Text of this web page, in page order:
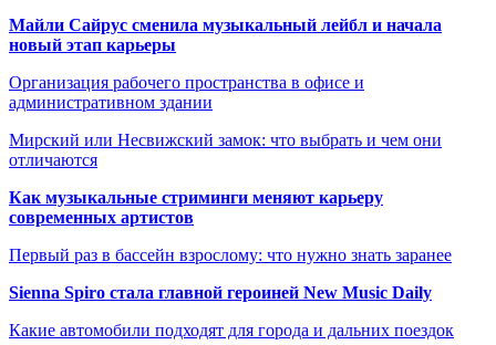
Майли Сайрус сменила музыкальный лейбл и начала
новый этап карьеры
Организация рабочего пространства в офисе и
административном здании
Мирский или Несвижский замок: что выбрать и чем они
отличаются
Как музыкальные стриминги меняют карьеру
современных артистов
Первый раз в бассейн взрослому: что нужно знать заранее
Sienna Spiro стала главной героиней New Music Daily
Какие автомобили подходят для города и дальних поездок